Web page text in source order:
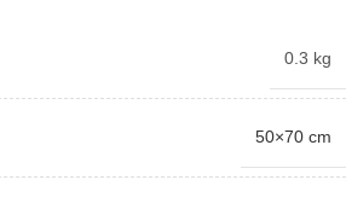
0.3 kg
50×70 cm